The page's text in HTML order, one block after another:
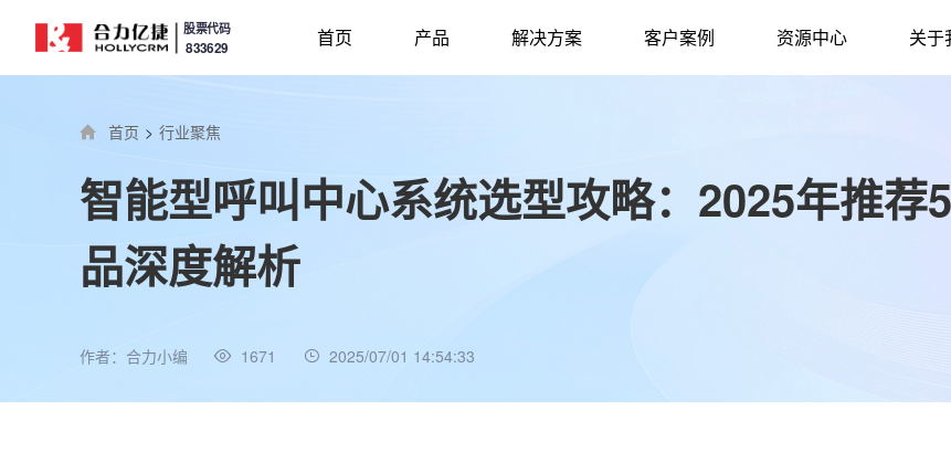
股票代码
833629 首页 产品 解决方案 客户案例 资源中心 关于
首页 > 行业聚焦
智能型呼叫中心系统选型攻略：2025年推荐
品深度解析
作者：合力小编 1671 2025/07/01 14:54:33